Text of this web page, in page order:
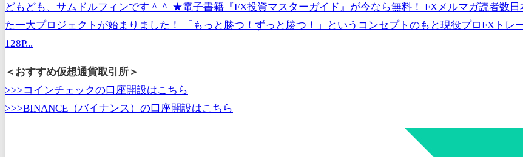
どもども、サムドルフィンです＾＾ ★電子書籍『FX投資マスターガイド』が今なら無料！ FXメルマガ読者数
た一大プロジェクトが始まりました！ 「もっと勝つ！ずっと勝つ！」というコンセプトのもと現役プロFXトレ
128P...
＜おすすめ仮想通貨取引所＞
>>>コインチェックの口座開設はこちら
>>>BINANCE（バイナンス）の口座開設はこちら